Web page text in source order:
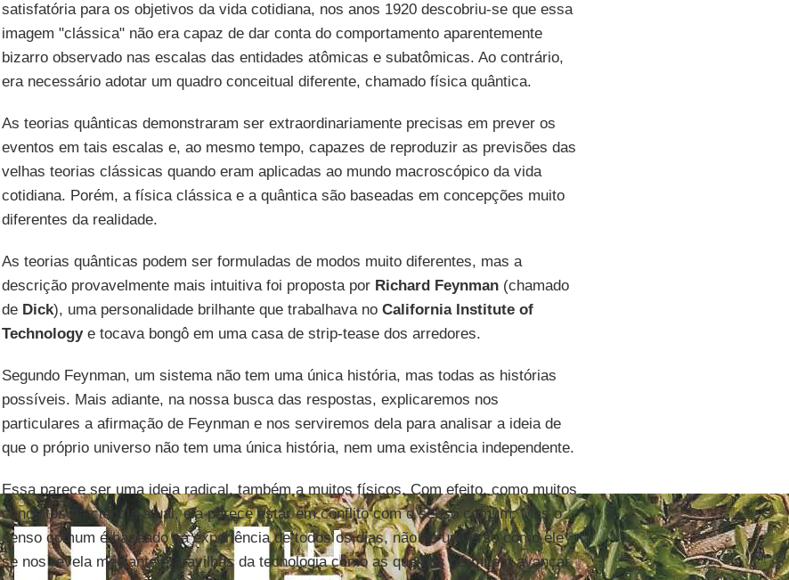
satisfatória para os objetivos da vida cotidiana, nos anos 1920 descobriu-se que essa
imagem "clássica" não era capaz de dar conta do comportamento aparentemente
bizarro observado nas escalas das entidades atômicas e subatômicas. Ao contrário,
era necessário adotar um quadro conceitual diferente, chamado física quântica.
As teorias quânticas demonstraram ser extraordinariamente precisas em prever os
eventos em tais escalas e, ao mesmo tempo, capazes de reproduzir as previsões das
velhas teorias clássicas quando eram aplicadas ao mundo macroscópico da vida
cotidiana. Porém, a física clássica e a quântica são baseadas em concepções muito
diferentes da realidade.
As teorias quânticas podem ser formuladas de modos muito diferentes, mas a
descrição provavelmente mais intuitiva foi proposta por Richard Feynman(chamado
de Dick), uma personalidade brilhante que trabalhava no California Institute of
Technologye tocava bongô em uma casa de strip-tease dos arredores.
Segundo Feynman, um sistema não tem uma única história, mas todas as histórias
possíveis. Mais adiante, na nossa busca das respostas, explicaremos nos
particulares a afirmação de Feynman e nos serviremos dela para analisar a ideia de
que o próprio universo não tem uma única história, nem uma existência independente.
Essa parece ser uma ideia radical, também a muitos físicos. Com efeito, como muitos
conceitos da ciência atual, ela parece estar em conflito com o senso comum. Mas o
senso comum é baseado na experiência de todos os dias, não no universo como ele
se nos revela mediante maravilhas da tecnologia como as que nos permitem avançar